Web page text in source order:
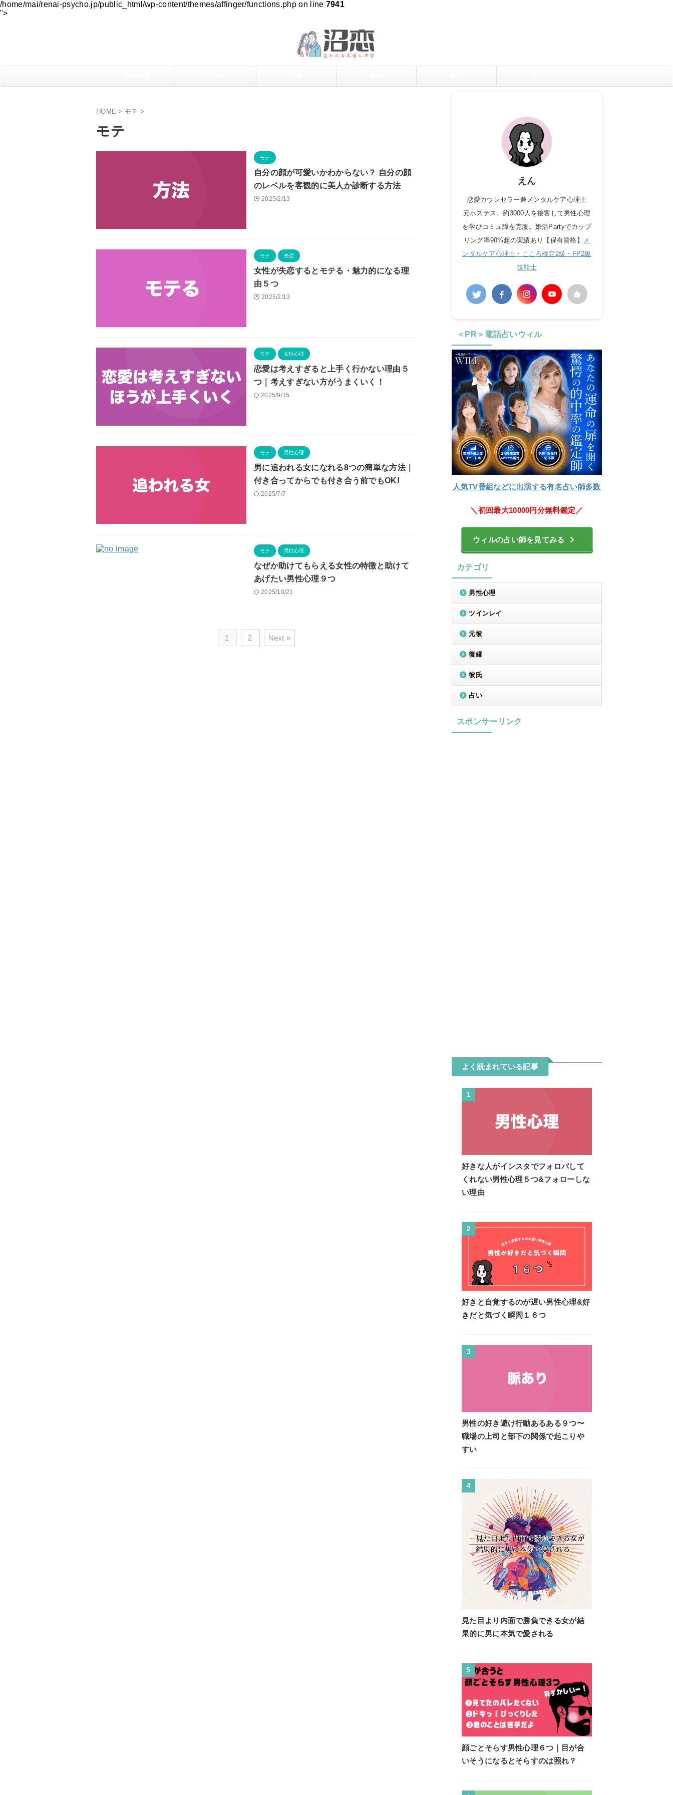
/home/mai/renai-psycho.jp/public_html/wp-content/themes/affinger/functions.php on line 7941
">
HOME > モテ >
モテ
モテ
自分の顔が可愛いかわからない？ 自分の顔
のレベルを客観的に美人か診断する方法
2025/2/13
モテ 失恋
女性が失恋するとモテる・魅力的になる理
由５つ
2025/2/13
モテ 女性心理
恋愛は考えすぎると上手く行かない理由５
つ｜考えすぎない方がうまくいく！
2025/9/15
モテ 男性心理
男に追われる女になれる8つの簡単な方法｜
付き合ってからでも付き合う前でもOK!
2025/7/7
モテ 男性心理
なぜか助けてもらえる女性の特徴と助けて
あげたい男性心理９つ
2025/10/21
1 2 Next »
えん
恋愛カウンセラー兼メンタルケア心理士
元ホステス。約3000人を接客して男性心理
を学びコミュ障を克服。婚活Partyでカップ
リング率90%超の実績あり【保有資格】
メ
ンタルケア心理士・こころ検定2級・FP2級
技能士
＜PR＞電話占いウィル
人気TV番組などに出演する有名占い師多数
＼初回最大10000円分無料鑑定／
ウィルの占い師を見てみる
カテゴリ
男性心理
ツインレイ
元彼
復縁
彼氏
占い
スポンサーリンク
よく読まれている記事
1
好きな人がインスタでフォロバして
くれない男性心理５つ&フォローしな
い理由
2
好きと自覚するのが遅い男性心理&好
きだと気づく瞬間１６つ
3
男性の好き避け行動あるある９つ〜
職場の上司と部下の関係で起こりや
すい
4
見た目より内面で勝負できる女が結
果的に男に本気で愛される
5
顔ごとそらす男性心理６つ｜目が合
いそうになるとそらすのは照れ？